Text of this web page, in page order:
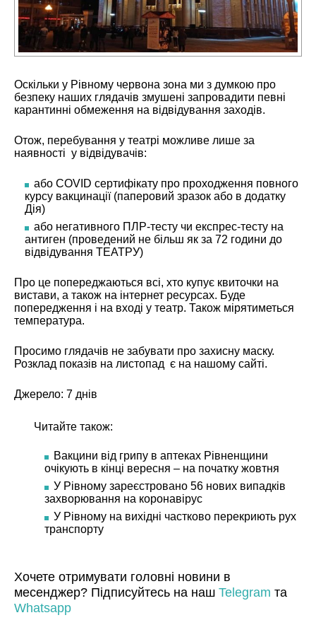
Оскільки у Рівному червона зона ми з думкою про
безпеку наших глядачів змушені запровадити певні
карантинні обмеження на відвідування заходів.
Отож, перебування у театрі можливе лише за
наявності у відвідувачів:
або COVID сертифікату про проходження повного
курсу вакцинації (паперовий зразок або в додатку
Дія)
або негативного ПЛР-тесту чи експрес-тесту на
антиген (проведений не більш як за 72 години до
відвідування ТЕАТРУ)
Про це попереджаються всі, хто купує квиточки на
вистави, а також на інтернет ресурсах. Буде
попередження і на вході у театр. Також мірятиметься
температура.
Просимо глядачів не забувати про захисну маску.
Розклад показів на листопад є на нашому сайті.
Джерело: 7 днів
Читайте також:
Вакцини від грипу в аптеках Рівненщини
очікують в кінці вересня – на початку жовтня
У Рівному зареєстровано 56 нових випадків
захворювання на коронавірус
У Рівному на вихідні частково перекриють рух
транспорту
Хочете отримувати головні новини в
месенджер? Підписуйтесь на наш Telegram та
Whatsapp